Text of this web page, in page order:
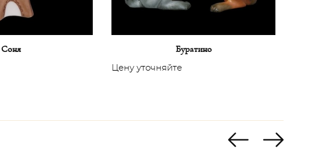
Соня Буратино
Цену уточняйте